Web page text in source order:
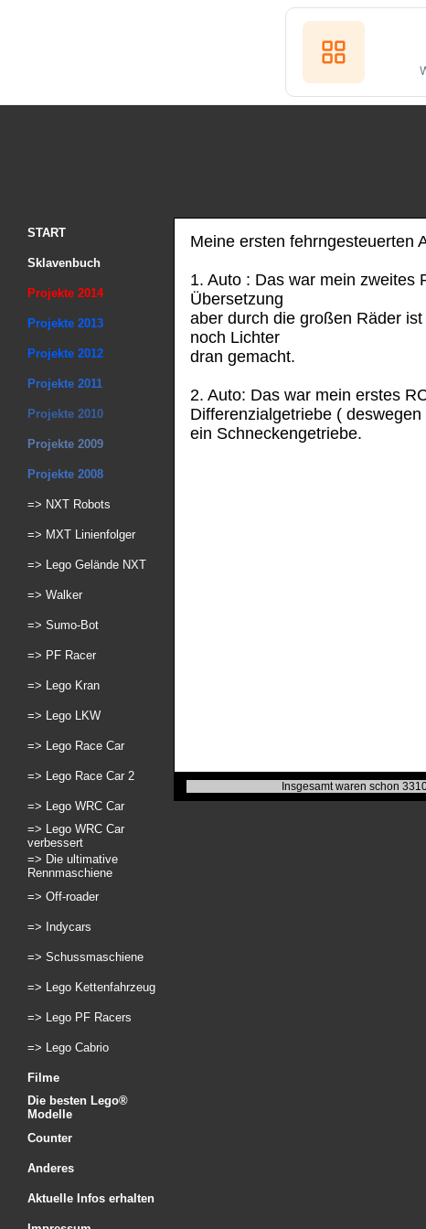
START
Sklavenbuch
Projekte 2014
Projekte 2013
Projekte 2012
Projekte 2011
Projekte 2010
Projekte 2009
Projekte 2008
=> NXT Robots
=> MXT Linienfolger
=> Lego Gelände NXT
=> Walker
=> Sumo-Bot
=> PF Racer
=> Lego Kran
=> Lego LKW
=> Lego Race Car
=> Lego Race Car 2
=> Lego WRC Car
=> Lego WRC Car
verbessert
=> Die ultimative
Rennmaschiene
=> Off-roader
=> Indycars
=> Schussmaschiene
=> Lego Kettenfahrzeug
=> Lego PF Racers
=> Lego Cabrio
Filme
Die besten Lego®
Modelle
Counter
Anderes
Aktuelle Infos erhalten
Meine ersten fehrngesteuerten
1. Auto : Das war mein zweites
Übersetzung
aber durch die großen Räder
noch Lichter
dran gemacht.
2. Auto: Das war mein erstes
Differenzialgetriebe (
ein Schneckengetriebe.
Insgesamt waren schon